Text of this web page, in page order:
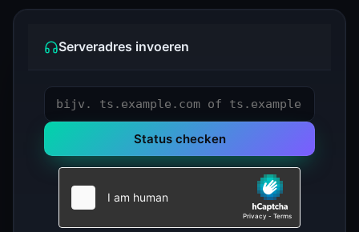
Serveradres invoeren
Status checken